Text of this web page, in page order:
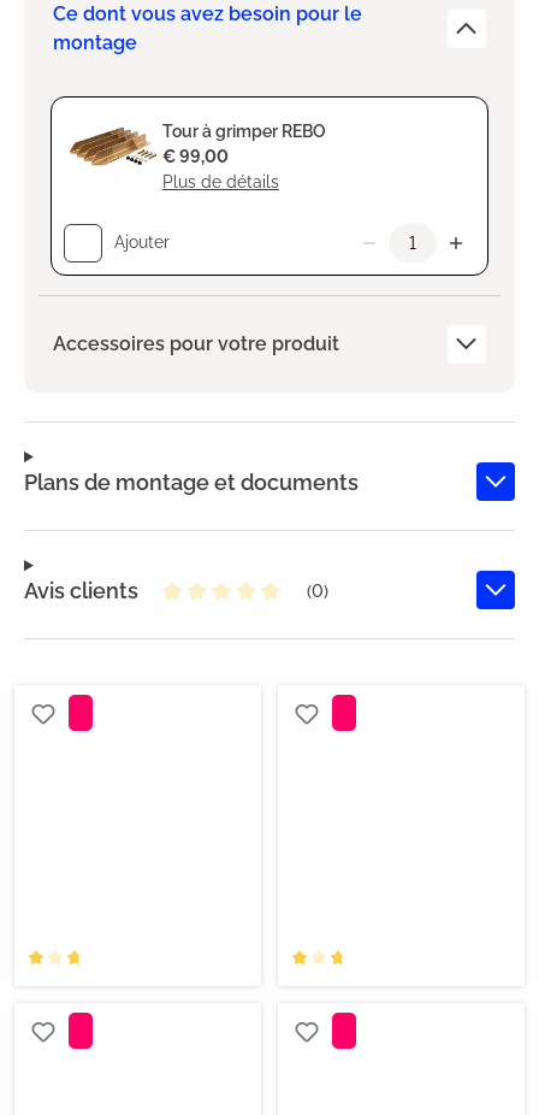
Ce dont vous avez besoin pour le
montage
Tour à grimper REBO
Plus de détails
€ 99,00
Ajouter
Accessoires pour votre produit
Plans de montage et documents
Avis clients
(0)